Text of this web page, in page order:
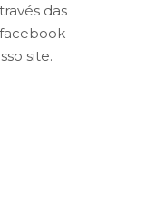
das
site.